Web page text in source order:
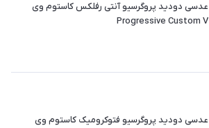
عدسی دودید پروگرسیو آنتی رفلکس کاستوم وی
Progressive Custom V
عدسی دودید پروگرسیو فتوکرومیک کاستوم وی